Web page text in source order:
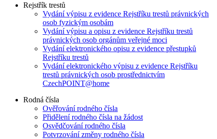
Rejstřík trestů
Vydání výpisu z evidence Rejstříku trestů právnických
osob fyzickým osobám
Vydání výpisu a opisu z evidence Rejstříku trestů
právnických osob orgánům veřejné moci
Vydání elektronického opisu z evidence přestupků
Rejstříku trestů
Vydání elektronického výpisu z evidence Rejstříku
trestů právnických osob prostřednictvím
CzechPOINT@home
Rodná čísla
Ověřování rodného čísla
Přidělení rodného čísla na žádost
Osvědčování rodného čísla
Potvrzování změny rodného čísla